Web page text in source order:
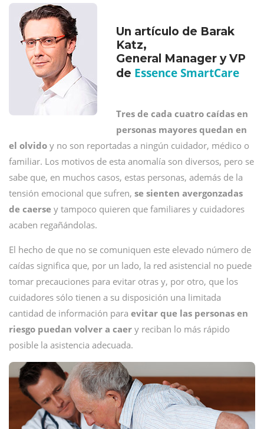
Un artículo de Barak
Katz,
General Manager y VP
de Essence SmartCare
Tres de cada cuatro caídas en
personas mayores quedan en
el olvido y no son reportadas a ningún cuidador, médico o
familiar. Los motivos de esta anomalía son diversos, pero se
sabe que, en muchos casos, estas personas, además de la
tensión emocional que sufren, se sienten avergonzadas
de caerse y tampoco quieren que familiares y cuidadores
acaben regañándolas.
El hecho de que no se comuniquen este elevado número de
caídas significa que, por un lado, la red asistencial no puede
tomar precauciones para evitar otras y, por otro, que los
cuidadores sólo tienen a su disposición una limitada
cantidad de información para evitar que las personas en
riesgo puedan volver a caer y reciban lo más rápido
posible la asistencia adecuada.